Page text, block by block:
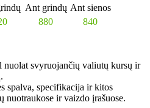
Ant grindų Ant sienos
880 840
nuolat svyruojančių valiutų kursų ir
spalva, specifikacija ir kitos
nuotraukose ir vaizdo įrašuose.